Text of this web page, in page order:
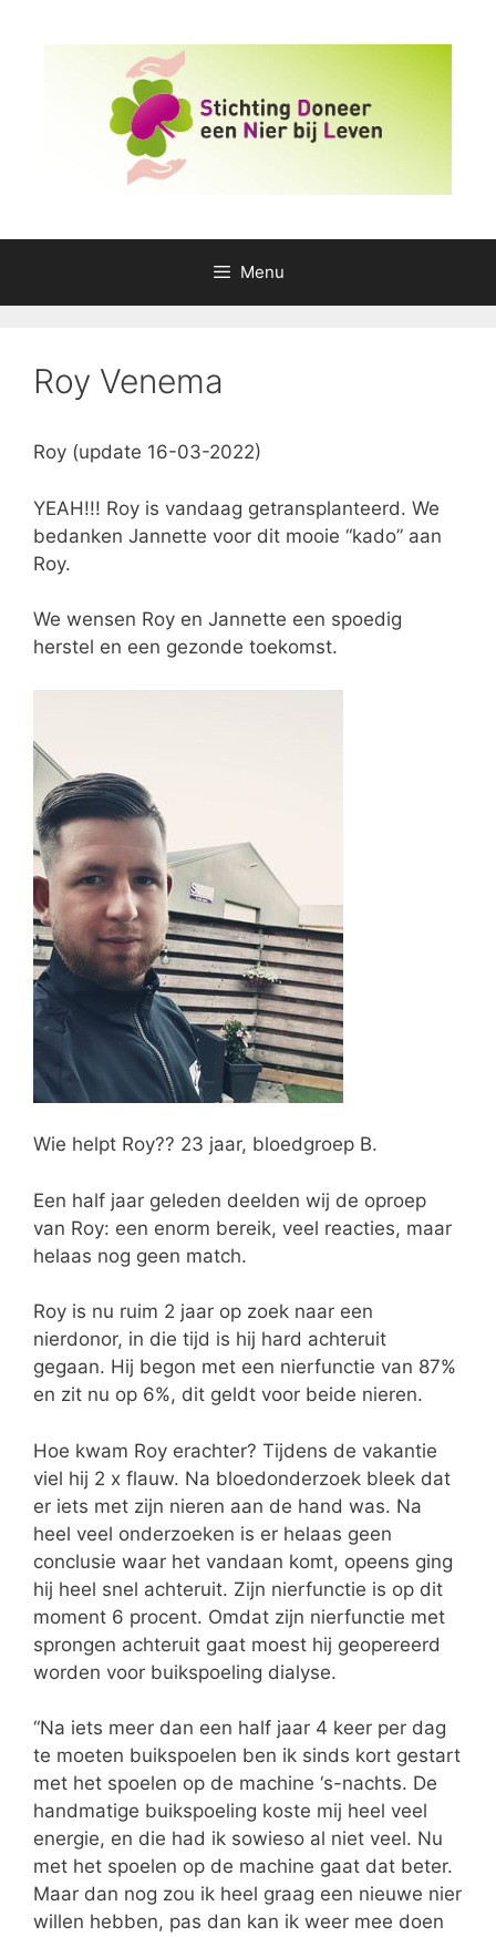
Menu
Roy Venema
Roy (update 16-03-2022)
YEAH!!! Roy is vandaag getransplanteerd. We
bedanken Jannette voor dit mooie “kado” aan
Roy.
We wensen Roy en Jannette een spoedig
herstel en een gezonde toekomst.
Wie helpt Roy?? 23 jaar, bloedgroep B.
Een half jaar geleden deelden wij de oproep
van Roy: een enorm bereik, veel reacties, maar
helaas nog geen match.
Roy is nu ruim 2 jaar op zoek naar een
nierdonor, in die tijd is hij hard achteruit
gegaan. Hij begon met een nierfunctie van 87%
en zit nu op 6%, dit geldt voor beide nieren.
Hoe kwam Roy erachter? Tijdens de vakantie
viel hij 2 x flauw. Na bloedonderzoek bleek dat
er iets met zijn nieren aan de hand was. Na
heel veel onderzoeken is er helaas geen
conclusie waar het vandaan komt, opeens ging
hij heel snel achteruit. Zijn nierfunctie is op dit
moment 6 procent. Omdat zijn nierfunctie met
sprongen achteruit gaat moest hij geopereerd
worden voor buikspoeling dialyse.
“Na iets meer dan een half jaar 4 keer per dag
te moeten buikspoelen ben ik sinds kort gestart
met het spoelen op de machine ‘s-nachts. De
handmatige buikspoeling koste mij heel veel
energie, en die had ik sowieso al niet veel. Nu
met het spoelen op de machine gaat dat beter.
Maar dan nog zou ik heel graag een nieuwe nier
willen hebben, pas dan kan ik weer mee doen